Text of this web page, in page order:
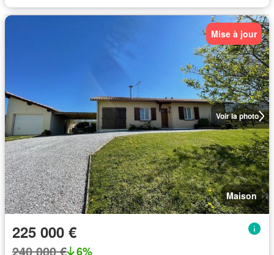
Voir la photo
Mise à jour
Maison
225 000 €
240 000 € 6%